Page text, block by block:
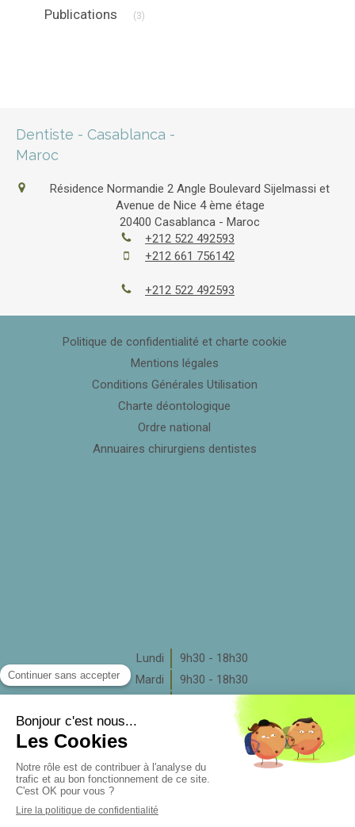
Publications (3)
Dentiste - Casablanca -
Maroc
Résidence Normandie 2 Angle Boulevard Sijelmassi et
Avenue de Nice 4 ème étage
20400 Casablanca - Maroc
+212 522 492593
+212 661 756142
+212 522 492593
Politique de confidentialité et charte cookie
Mentions légales
Conditions Générales Utilisation
Charte déontologique
Ordre national
Annuaires chirurgiens dentistes
Lundi
9h30 - 18h30
Mardi
9h30 - 18h30
9h30 - 17h30
Jeudi
9h30 - 18h30
Vendredi
9h30 - 18h30
Samedi
Fermé
Dimanche
Fermé
Rechercher